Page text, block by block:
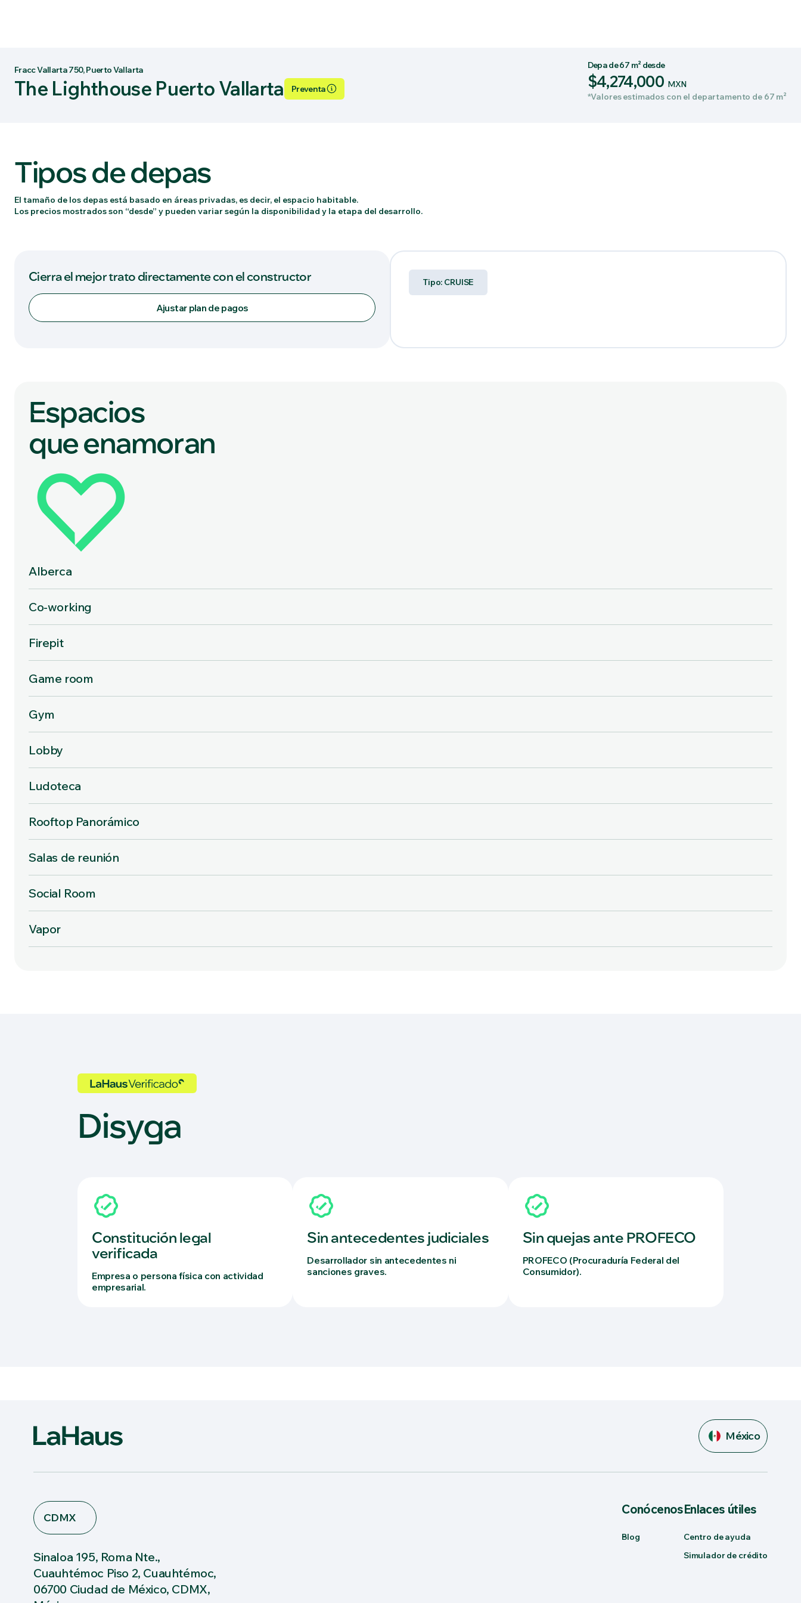
Preventa
The Lighthouse Puerto Vallarta
Fracc Vallarta 750, Puerto Vallarta Depa de 67 m² desde
$4,274,000 MXN
*Valores estimados con el departamento de 67 m²
Tipos de depas
El tamaño de los depas está basado en áreas privadas, es decir, el espacio habitable.
Los precios mostrados son “desde” y pueden variar según la disponibilidad y la etapa del desarrollo.
Tipo: CRUISE
Cierra el mejor trato directamente con el constructor
Ajustar plan de pagos
Espacios
que enamoran
Alberca
Co-working
Firepit
Game room
Gym
Lobby
Ludoteca
Rooftop Panorámico
Salas de reunión
Social Room
Vapor
Disyga
Constitución legal
verificada
Empresa o persona física con actividad
empresarial.
Sin antecedentes judiciales
Desarrollador sin antecedentes ni
sanciones graves.
Sin quejas ante PROFECO
PROFECO (Procuraduría Federal del
Consumidor).
México
CDMX
Sinaloa 195, Roma Nte.,
Cuauhtémoc Piso 2, Cuauhtémoc,
06700 Ciudad de México, CDMX,
Conócenos
Blog
Enlaces útiles
Centro de ayuda
Simulador de crédito